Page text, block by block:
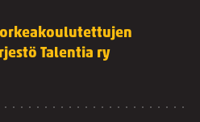
Talentia ry